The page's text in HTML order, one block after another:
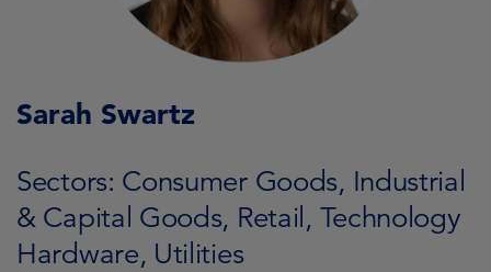
Sarah Swartz
Sectors: Consumer Goods, Industrial
& Capital Goods, Retail, Technology
Hardware, Utilities